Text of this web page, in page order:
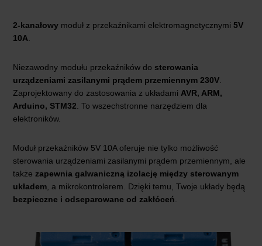
2-kanałowy moduł z przekaźnikami elektromagnetycznymi 5V
10A
Niezawodny modułu przekaźników do sterowania
urządzeniami zasilanymi prądem przemiennym 230V
Zaprojektowany do zastosowania z układami AVR, ARM,
Arduino, STM32 . To wszechstronne narzędziem dla
elektroników.
Moduł przekaźników 5V 10A oferuje nie tylko możliwość
sterowania urządzeniami zasilanymi prądem przemiennym, ale
także zapewnia galwaniczną izolację między sterowanym
układem , a mikrokontrolerem. Dzięki temu, Twoje układy będą
bezpieczne i odseparowane od zakłóceń